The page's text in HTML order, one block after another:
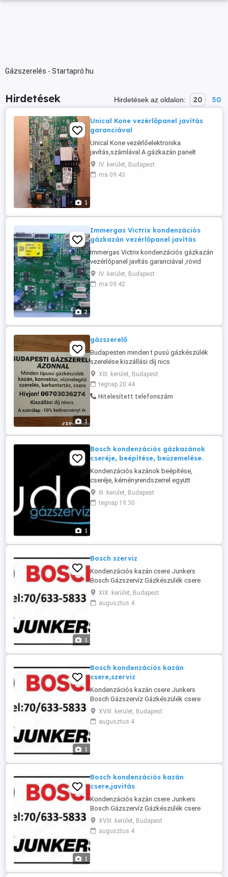
Gázszerelés - Startapró.hu
Hirdetések Hirdetések az oldalon: 20 50
1
Unical Kone vezérlőpanel javítás
garanciával
Unical Kone vezérlőelektronika
javítás,számlával.A gázkazán panelt
postai úton is elküldhetik 24 órán belül
megkapom. Javítási idő rövid határidővel.
A gázkazán kazán vezérlő elektronikát
...
IV. kerület, Budapest
ma 09:43
2
Immergas Victrix kondenzációs
gázkazán vezérlőpanel javítás
Immergas Victrix kondenzációs gázkazán
vezérlőpanel javítás garanciával ,rövid
határidővel. A vezérlőpanelbe minden
esetben gyár alkatrész kerül beépítésre. A
vezérlőpanelt postai úton is elküldhetik 24
IV. kerület, Budapest
ma 09:42
1
gázszerelő
Budapesten minden t pusú gázkészülék
szerelése kiszállási díj nics
XIII. kerület, Budapest
tegnap 20:44
Hitelesített telefonszám
1
Bosch kondenzációs gázkazánok
cseréje, beépítése, beüzemelése.
Kondenzációs kazánok beépítése,
cseréje, kéményrendszerrel együtt
kompletten. Egyszerűsített készülékcsere
eljárással, vagy tervezéssel, meó
átadással. Keressen minket bizalommal,
III. kerület, Budapest
tegnap 19:30
1
Bosch szerviz
Kondenzációs kazán csere Junkers
Bosch Gázszervíz Gázkészülék csere
Budapesten Teljes körű gázkazán csere
Budapesten és a környékén ! Az új
jogszabályok miatt sajnos már csak
XIX. kerület, Budapest
augusztus 4
1
Bosch kondenzációs kazán
csere,szerviz
Kondenzációs kazán csere Junkers
Bosch Gázszervíz Gázkészülék csere
Budapesten Teljes körű gázkazán csere
Budapesten és a környékén ! Az új
jogszabályok miatt sajnos már csak
engedélyezéssel ...
XVIII. kerület, Budapest
augusztus 4
1
Bosch kondenzációs kazán
csere,javitás
Kondenzációs kazán csere Junkers
Bosch Gázszervíz Gázkészülék csere
Budapesten Teljes körű gázkazán csere
Budapesten és a környékén ! Az új
jogszabályok miatt sajnos már csak
engedélyezéssel ...
XVIII. kerület, Budapest
augusztus 4